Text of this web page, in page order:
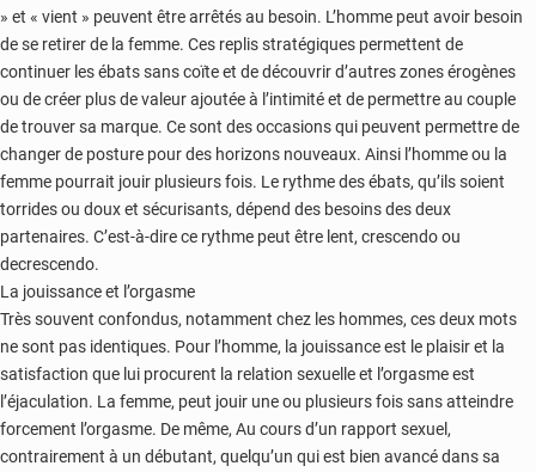
» et « vient » peuvent être arrêtés au besoin. L’homme peut avoir besoin
de se retirer de la femme. Ces replis stratégiques permettent de
continuer les ébats sans coïte et de découvrir d’autres zones érogènes
ou de créer plus de valeur ajoutée à l’intimité et de permettre au couple
de trouver sa marque. Ce sont des occasions qui peuvent permettre de
changer de posture pour des horizons nouveaux. Ainsi l’homme ou la
femme pourrait jouir plusieurs fois. Le rythme des ébats, qu’ils soient
torrides ou doux et sécurisants, dépend des besoins des deux
partenaires. C’est-à-dire ce rythme peut être lent, crescendo ou
decrescendo.
La jouissance et l’orgasme
Très souvent confondus, notamment chez les hommes, ces deux mots
ne sont pas identiques. Pour l’homme, la jouissance est le plaisir et la
satisfaction que lui procurent la relation sexuelle et l’orgasme est
l’éjaculation. La femme, peut jouir une ou plusieurs fois sans atteindre
forcement l’orgasme. De même, Au cours d’un rapport sexuel,
contrairement à un débutant, quelqu’un qui est bien avancé dans sa